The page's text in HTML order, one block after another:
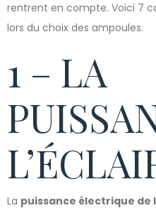
rentrent en compte. Voici 7
lors du choix des ampoules.
1 – LA
La puissance électrique de